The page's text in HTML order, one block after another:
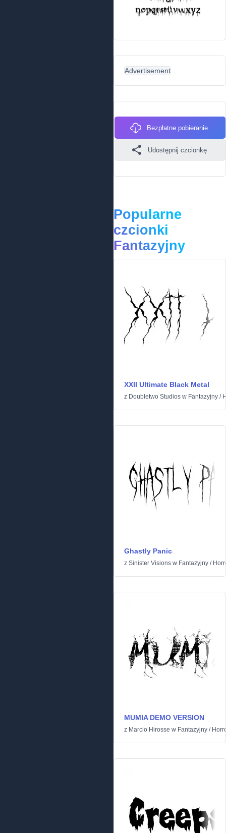
Advertisement
Bezpłatne pobieranie
Udostępnij czcionkę
Popularne
czcionki
Fantazyjny
XXII Ultimate Black Metal
z Doubletwo Studios w Fantazyjny /
Ghastly Panic
z Sinister Visions w Fantazyjny /
MUMIA DEMO VERSION
z Marcio Hirosse w Fantazyjny /